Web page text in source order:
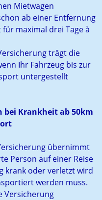
Mietwagen
ab einer Entfernung
maximal drei Tage à
trägt die
Ihr Fahrzeug bis zur
untergestellt
bei Krankheit ab 50km
übernimmt
Person auf einer Reise
krank oder verletzt wird
werden muss.
Versicherung